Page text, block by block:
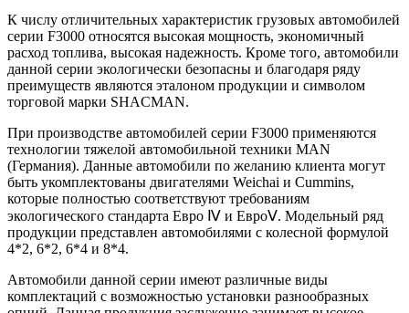
К числу отличительных характеристик грузовых автомобилей
серии F3000 относятся высокая мощность, экономичный
расход топлива, высокая надежность. Кроме того, автомобили
данной серии экологически безопасны и благодаря ряду
преимуществ являются эталоном продукции и символом
торговой марки SHACMAN.
При производстве автомобилей серии F3000 применяются
технологии тяжелой автомобильной техники MAN
(Германия). Данные автомобили по желанию клиента могут
быть укомплектованы двигателями Weichai и Cummins,
которые полностью соответствуют требованиям
экологического стандарта Евро Ⅳ и ЕвроⅤ. Модельный ряд
продукции представлен автомобилями с колесной формулой
4*2, 6*2, 6*4 и 8*4.
Автомобили данной серии имеют различные виды
комплектаций с возможностью установки разнообразных